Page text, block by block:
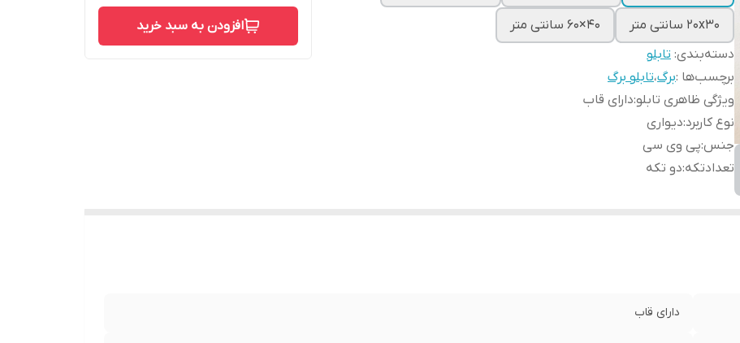
20x30 سانتی متر
40×60 سانتی متر
دسته‌بندی: تابلو
برچسب‌ها :برگ،تابلو برگ
ویژگی ظاهری تابلو:دارای قاب
نوع کاربرد:دیواری
جنس:پی وی سی
تعدادتکه:دو تکه
افزودن به سبد خرید
دارای قاب